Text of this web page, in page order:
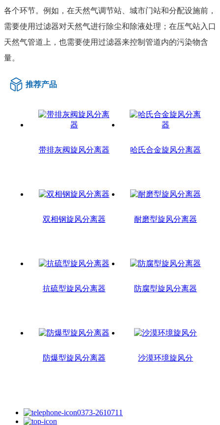
各个环节。例如，在天然气调节站、城市门站和分配设施前，
需要使用过滤器对天然气进行除尘和除液处理；在压气站入口
天然气管道上，也需要使用过滤器来控制管道内的污染物含
量。
推荐产品
带排灰阀旋风分离器 哈氏合金旋风分离器
双相钢旋风分离器 耐磨型旋风分离器
抗硫型旋风分离器 防腐型旋风分离器
防爆型旋风分离器 沙漠环境旋风分
0373-2610711